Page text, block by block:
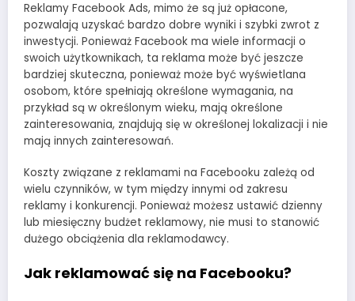
Reklamy Facebook Ads, mimo że są już opłacone,
pozwalają uzyskać bardzo dobre wyniki i szybki zwrot z
inwestycji. Ponieważ Facebook ma wiele informacji o
swoich użytkownikach, ta reklama może być jeszcze
bardziej skuteczna, ponieważ może być wyświetlana
osobom, które spełniają określone wymagania, na
przykład są w określonym wieku, mają określone
zainteresowania, znajdują się w określonej lokalizacji i nie
mają innych zainteresowań.
Koszty związane z reklamami na Facebooku zależą od
wielu czynników, w tym między innymi od zakresu
reklamy i konkurencji. Ponieważ możesz ustawić dzienny
lub miesięczny budżet reklamowy, nie musi to stanowić
dużego obciążenia dla reklamodawcy.
Jak reklamować się na Facebooku?